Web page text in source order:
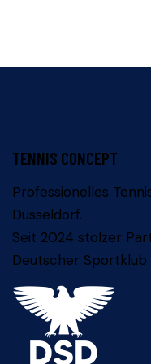
TENNIS CONCEPT
Professionelles
Düsseldorf.
Seit 2024 stolzer
Deutscher Sportklub